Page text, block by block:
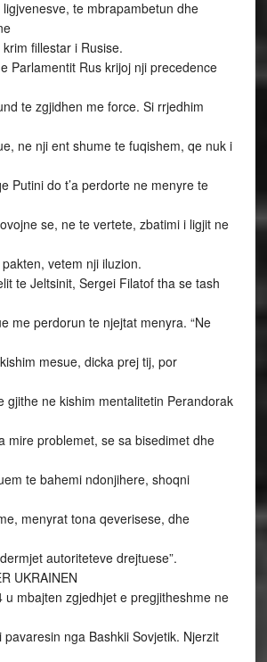
te mbrapambetun dhe
fillestar i Rusise.
Parlamentit Rus krijoj nji precedence
te zgjidhen me force. Si rrjedhim
ne nji ent shume te fuqishem, qe nuk i
Putini do t’a perdorte ne menyre te
se, ne te vertete, zbatimi i ligjit ne
vetem nji iluzion.
te Jeltsinit, Sergei Filatof tha se tash
me perdorun te njejtat menyra. “Ne
mesue, dicka prej tij, por
gjithe ne kishim mentalitetin Perandorak
mire problemet, se sa bisedimet dhe
te bahemi ndonjihere, shoqni
menyrat tona qeverisese, dhe
autoriteteve drejtuese”.
UKRAINEN
u mbajten zgjedhjet e pregjitheshme ne
pavaresin nga Bashkii Sovjetik. Njerzit